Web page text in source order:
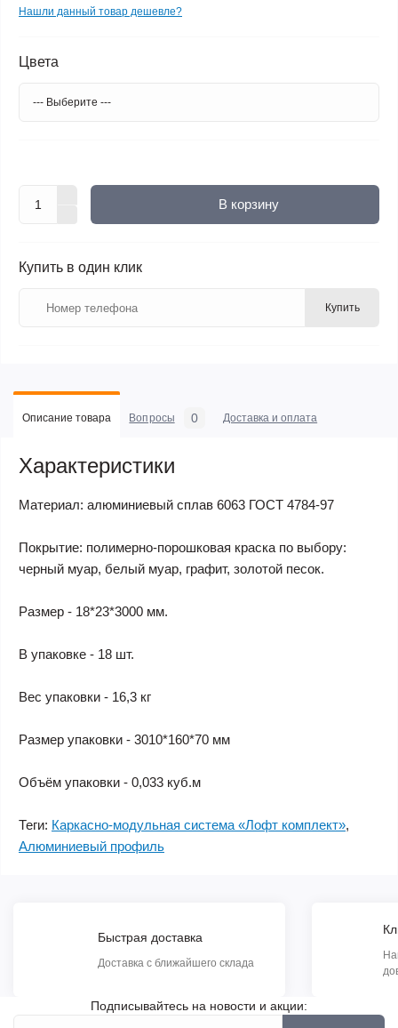
Нашли данный товар дешевле?
Цвета
В корзину
Купить в один клик
Купить
Описание товара Вопросы 0 Доставка и оплата
Характеристики
Материал: алюминиевый сплав 6063 ГОСТ 4784-97
Покрытие: полимерно-порошковая краска по выбору:
черный муар, белый муар, графит, золотой песок.
Размер - 18*23*3000 мм.
В упаковке - 18 шт.
Вес упаковки - 16,3 кг
Размер упаковки - 3010*160*70 мм
Объём упаковки - 0,033 куб.м
Теги: Каркасно-модульная система «Лофт комплект»,
Алюминиевый профиль
Быстрая доставка
Доставка с ближайшего склада
Подписывайтесь на новости и акции: